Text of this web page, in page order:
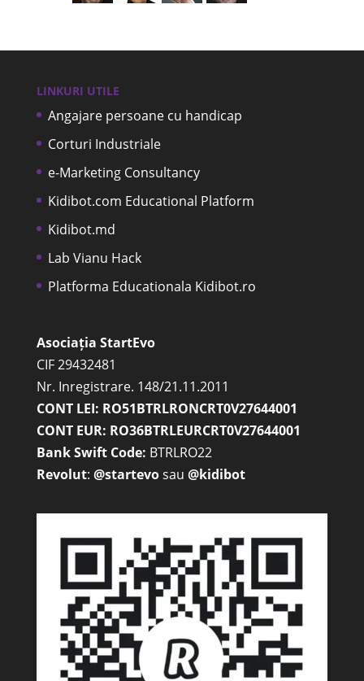
LINKURI UTILE
Angajare persoane cu handicap
Corturi Industriale
e-Marketing Consultancy
Kidibot.com Educational Platform
Kidibot.md
Lab Vianu Hack
Platforma Educationala Kidibot.ro
Asociația StartEvo
CIF 29432481
Nr. Inregistrare. 148/21.11.2011
CONT LEI: RO51BTRLRONCRT0V27644001
CONT EUR: RO36BTRLEURCRT0V27644001
Bank Swift Code: BTRLRO22
Revolut: @startevosau @kidibot